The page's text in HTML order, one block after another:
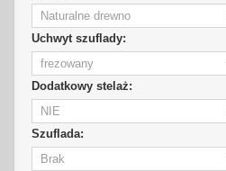
Uchwyt szuflady:
Dodatkowy stelaż:
Szuflada: